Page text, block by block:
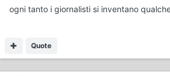
ogni tanto i giornalisti si inventano
Quote